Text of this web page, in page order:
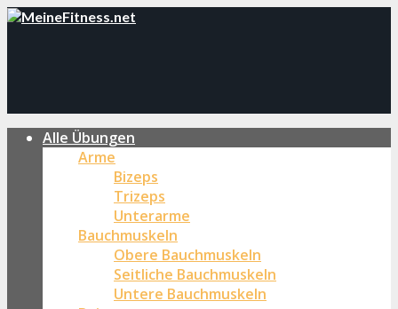
Alle Übungen
Arme
Bizeps
Trizeps
Unterarme
Bauchmuskeln
Obere Bauchmuskeln
Seitliche Bauchmuskeln
Untere Bauchmuskeln